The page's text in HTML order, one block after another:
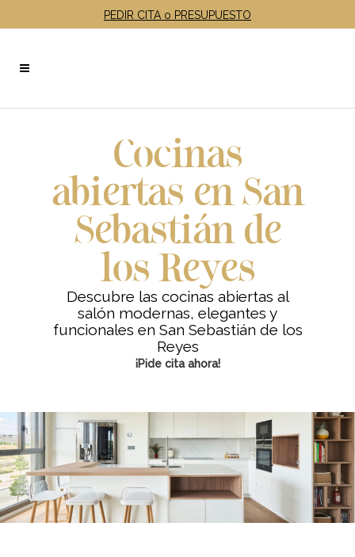
PEDIR CITA o PRESUPUESTO
Cocinas
abiertas en San
Sebastián de
los Reyes
Descubre las cocinas abiertas al
salón modernas, elegantes y
funcionales en San Sebastián de los
Reyes
¡Pide cita ahora!